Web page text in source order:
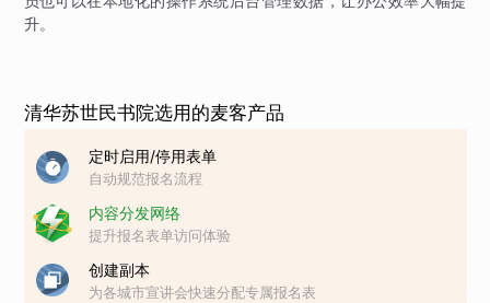
升。
清华苏世民书院选用的麦客产品
定时启用/停用表单
自动规范报名流程
内容分发网络
提升报名表单访问体验
创建副本
为各城市宣讲会快速分配专属报名表